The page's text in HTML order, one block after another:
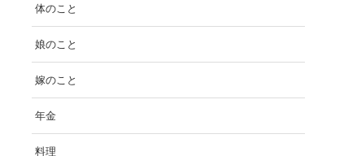
体のこと
娘のこと
嫁のこと
年金
料理